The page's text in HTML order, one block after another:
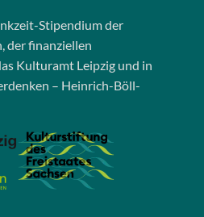
Stipendium der
der finanziellen
Kulturamt Leipzig und in
– Heinrich-Böll-